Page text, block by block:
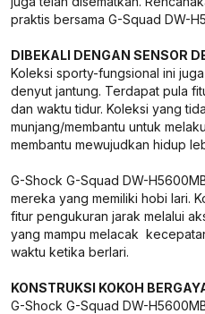
praktis bersama G-Squad DW-
DIBEKALI DENGAN SENSOR
Koleksi sporty-fungsional ini
denyut jantung. Terdapat pula
dan waktu tidur. Koleksi yang
munjang/membantu untuk
membantu mewujudkan hidup
G-Shock G-Squad DW-
mereka yang memiliki hobi lari.
fitur pengukuran jarak melalui
yang mampu melacak
waktu ketika berlari.
KONSTRUKSI KOKOH
G-Shock G-Squad DW-